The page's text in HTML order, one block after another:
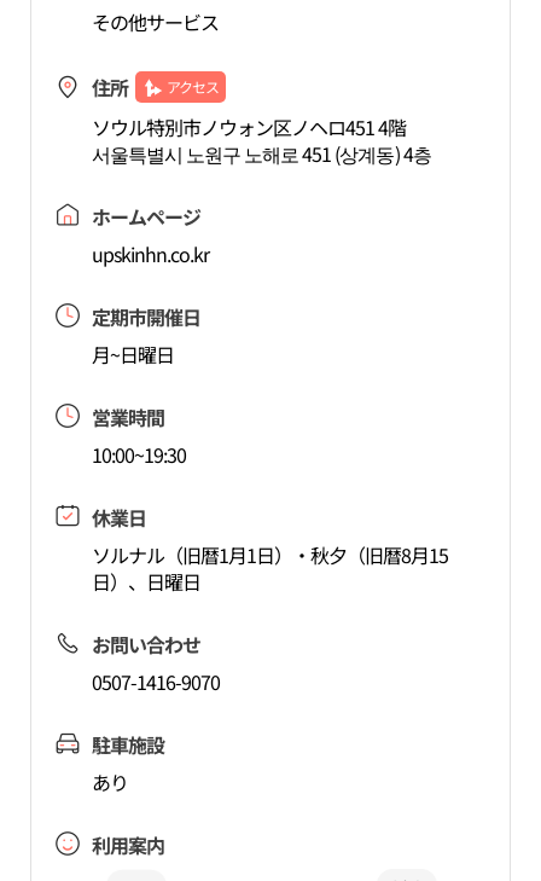
その他サービス
住所 アクセス
ソウル特別市ノウォン区ノヘロ451 4階
서울특별시 노원구 노해로 451 (상계동) 4층
ホームページ
upskinhn.co.kr
定期市開催日
月~日曜日
営業時間
10:00~19:30
休業日
ソルナル（旧暦1月1日）・秋夕（旧暦8月15
日）、日曜日
お問い合わせ
0507-1416-9070
駐車施設
あり
利用案内